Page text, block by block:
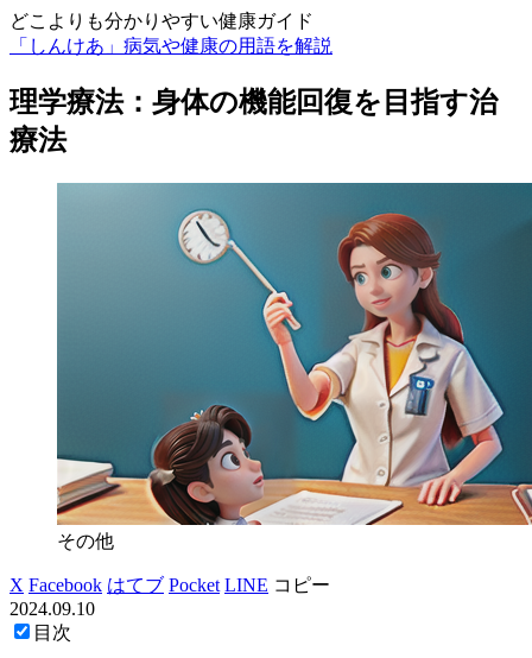
どこよりも分かりやすい健康ガイド
「しんけあ」病気や健康の用語を解説
理学療法：身体の機能回復を目指す治
療法
その他
X Facebook はてブ Pocket LINE コピー
2024.09.10
目次